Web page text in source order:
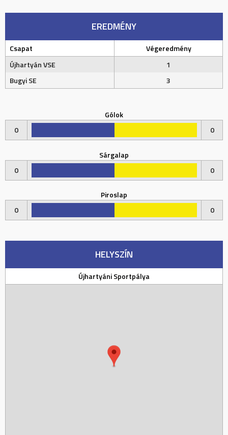
EREDMÉNY
Csapat
Végeredmény
Újhartyán VSE
1
Bugyi SE
3
Gólok
0
0
Sárgalap
0
0
Piroslap
0
0
HELYSZÍN
Újhartyáni Sportpálya